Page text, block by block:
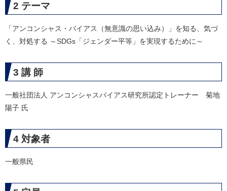
2 テーマ
「アンコンシャス・バイアス（無意識の思い込み）」を知る、気づ
く、対処する ～SDGs「ジェンダー平等」を実現するために～
3 講 師
一般社団法人 アンコンシャスバイアス研究所認定トレーナー 菊地
陽子 氏
4 対象者
一般県民